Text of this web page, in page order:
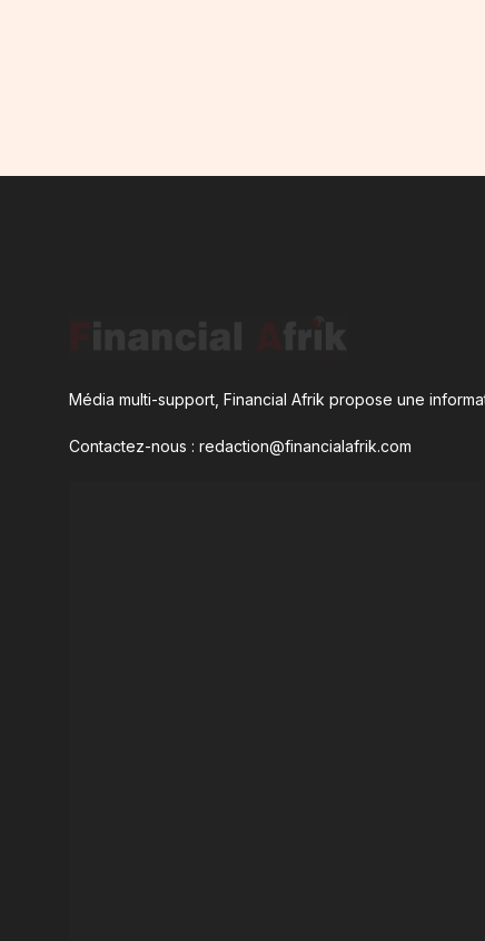
Média multi-support, Financial Afrik propose une
Contactez-nous : redaction@financialafrik.com